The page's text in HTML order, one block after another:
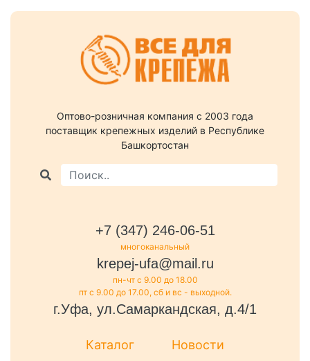
Оптово-розничная компания c 2003 года
поставщик крепежных изделий в Республике
Башкортостан
+7 (347) 246-06-51
многоканальный
krepej-ufa@mail.ru
пн-чт с 9.00 до 18.00
пт с 9.00 до 17.00, сб и вс - выходной.
г.Уфа, ул.Самаркандская, д.4/1
Каталог
Новости